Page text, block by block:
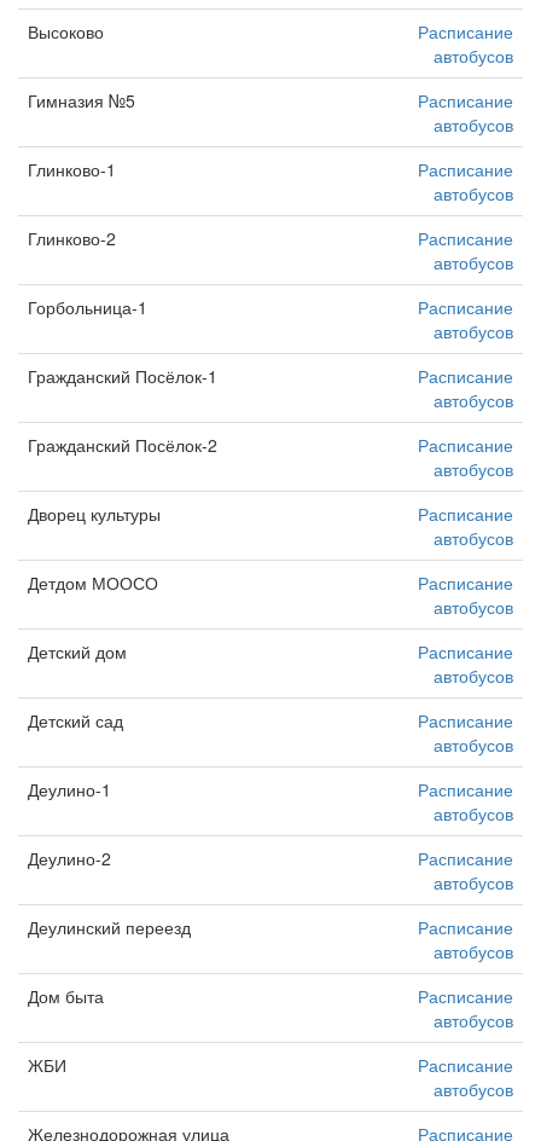
Высоково
Расписание
автобусов
Гимназия №5
Расписание
автобусов
Глинково-1
Расписание
автобусов
Глинково-2
Расписание
автобусов
Горбольница-1
Расписание
автобусов
Гражданский Посёлок-1
Расписание
автобусов
Гражданский Посёлок-2
Расписание
автобусов
Дворец культуры
Расписание
автобусов
Детдом МООСО
Расписание
автобусов
Детский дом
Расписание
автобусов
Детский сад
Расписание
автобусов
Деулино-1
Расписание
автобусов
Деулино-2
Расписание
автобусов
Деулинский переезд
Расписание
автобусов
Дом быта
Расписание
автобусов
ЖБИ
Расписание
автобусов
Железнодорожная улица
Расписание